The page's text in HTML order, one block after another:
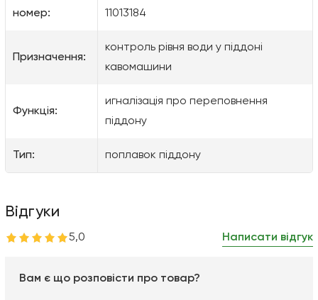
номер:
11013184
Призначення:
контроль рівня води у піддоні
кавомашини
Функція:
игналізація про переповнення
піддону
Тип: поплавок піддону
Відгуки
5,0 Написати відгук
Вам є що розповісти про товар?